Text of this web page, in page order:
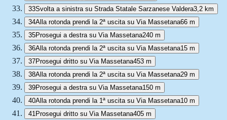
33Svolta a sinistra su Strada Statale Sarzanese Valdera3,2 km
34Alla rotonda prendi la 2ª uscita su Via Massetana66 m
35Prosegui a destra su Via Massetana240 m
36Alla rotonda prendi la 2ª uscita su Via Massetana15 m
37Prosegui dritto su Via Massetana453 m
38Alla rotonda prendi la 2ª uscita su Via Massetana29 m
39Prosegui a destra su Via Massetana150 m
40Alla rotonda prendi la 1ª uscita su Via Massetana10 m
41 Prosegui dritto su Via Massetana405 m